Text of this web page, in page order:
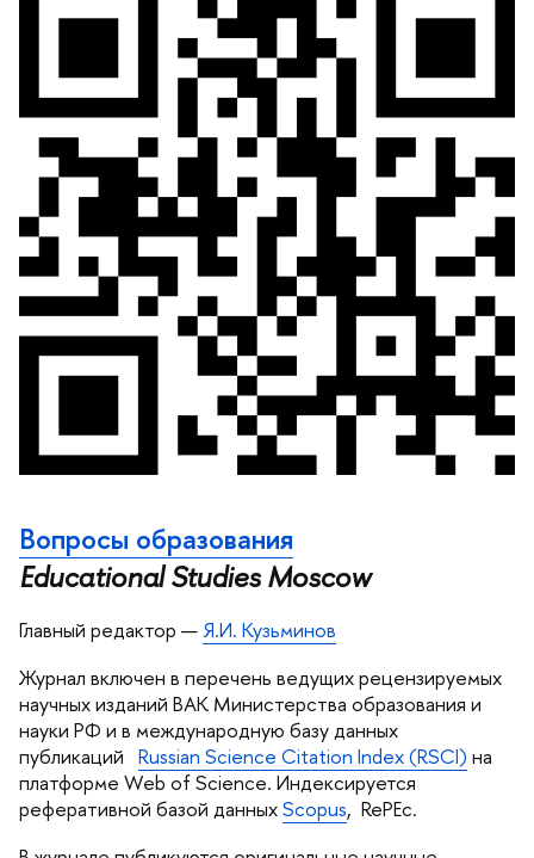
www.vgmu.hse.ru
опросы образования
Educational Studies Moscow
Главный редактор — Я.И. Кузьмино
Журнал включен в перечень ведущих рецензируемых
научных изданий ВАК Министерства образования и
науки РФ и в международную базу данных
публикаций Russian Science Citation Index (RSCI) на
платформе Web of Science. Индексируется
реферативной базой данныхScopus, RePEc.